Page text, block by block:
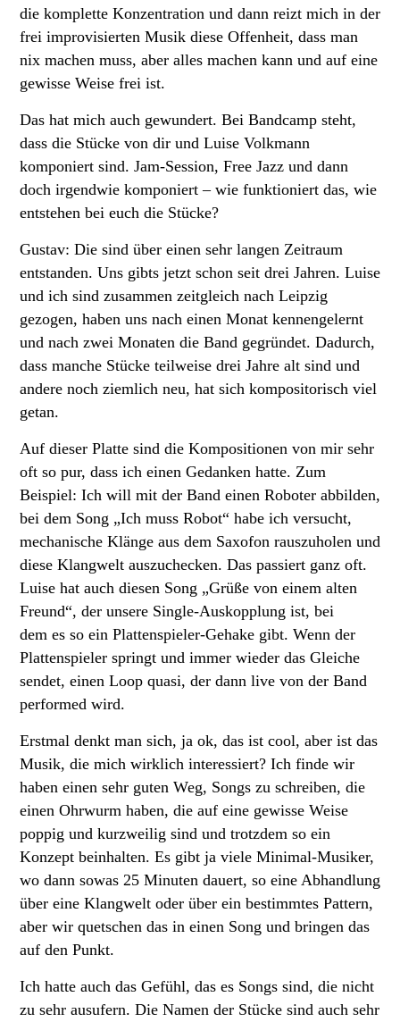
die komplette Konzentration und dann reizt mich in der
frei improvisierten Musik diese Offenheit, dass man
nix machen muss, aber alles machen kann und auf eine
gewisse Weise frei ist.
Das hat mich auch gewundert. Bei Bandcamp steht,
dass die Stücke von dir und Luise Volkmann
komponiert sind. Jam-Session, Free Jazz und dann
doch irgendwie komponiert – wie funktioniert das, wie
entstehen bei euch die Stücke?
Gustav: Die sind über einen sehr langen Zeitraum
entstanden. Uns gibts jetzt schon seit drei Jahren. Luise
und ich sind zusammen zeitgleich nach Leipzig
gezogen, haben uns nach einen Monat kennengelernt
und nach zwei Monaten die Band gegründet. Dadurch,
dass manche Stücke teilweise drei Jahre alt sind und
andere noch ziemlich neu, hat sich kompositorisch viel
getan.
Auf dieser Platte sind die Kompositionen von mir sehr
oft so pur, dass ich einen Gedanken hatte. Zum
Beispiel: Ich will mit der Band einen Roboter abbilden,
bei dem Song „Ich muss Robot“ habe ich versucht,
mechanische Klänge aus dem Saxofon rauszuholen und
diese Klangwelt auszuchecken. Das passiert ganz oft.
Luise hat auch diesen Song „Grüße von einem alten
Freund“, der unsere Single-Auskopplung ist, bei
dem es so ein Plattenspieler-Gehake gibt. Wenn der
Plattenspieler springt und immer wieder das Gleiche
sendet, einen Loop quasi, der dann live von der Band
performed wird.
Erstmal denkt man sich, ja ok, das ist cool, aber ist das
Musik, die mich wirklich interessiert? Ich finde wir
haben einen sehr guten Weg, Songs zu schreiben, die
einen Ohrwurm haben, die auf eine gewisse Weise
poppig und kurzweilig sind und trotzdem so ein
Konzept beinhalten. Es gibt ja viele Minimal-Musiker,
wo dann sowas 25 Minuten dauert, so eine Abhandlung
über eine Klangwelt oder über ein bestimmtes Pattern,
aber wir quetschen das in einen Song und bringen das
auf den Punkt.
Ich hatte auch das Gefühl, das es Songs sind, die nicht
zu sehr ausufern. Die Namen der Stücke sind auch sehr